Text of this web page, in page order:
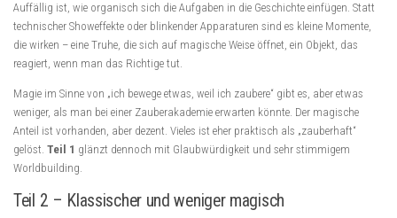
Auffällig ist, wie organisch sich die Aufgaben in die Geschichte einfügen. Statt
technischer Showeffekte oder blinkender Apparaturen sind es kleine Momente,
die wirken – eine Truhe, die sich auf magische Weise öffnet, ein Objekt, das
reagiert, wenn man das Richtige tut.
Magie im Sinne von „ich bewege etwas, weil ich zaubere“ gibt es, aber etwas
weniger, als man bei einer Zauberakademie erwarten könnte. Der magische
Anteil ist vorhanden, aber dezent. Vieles ist eher praktisch als „zauberhaft“
gelöst. Teil 1 glänzt dennoch mit Glaubwürdigkeit und sehr stimmigem
Worldbuilding.
Teil 2 – Klassischer und weniger magisch